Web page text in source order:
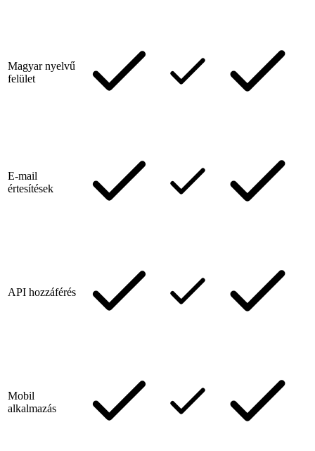
Magyar nyelvű
felület
E-mail
értesítések
API hozzáférés
Mobil
alkalmazás